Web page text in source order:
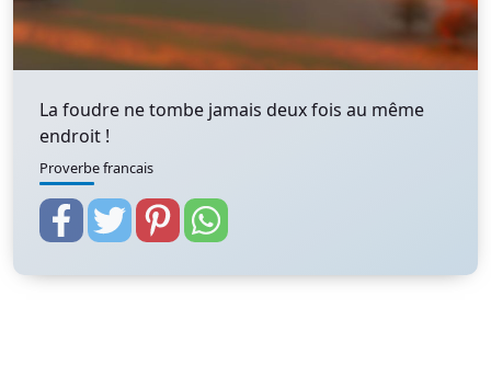
La foudre ne tombe jamais deux fois au même
endroit !
Proverbe francais